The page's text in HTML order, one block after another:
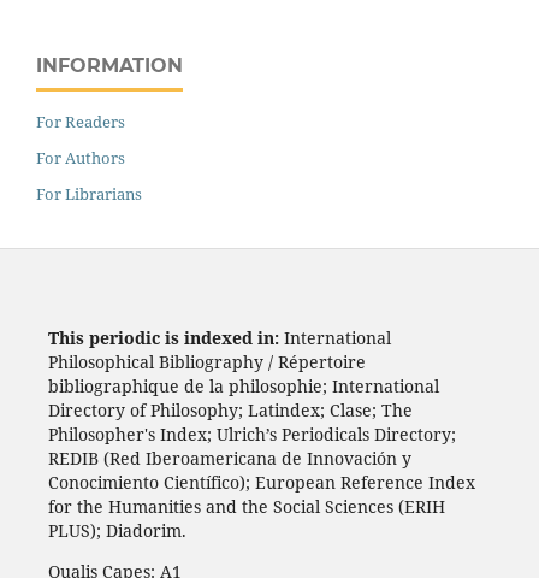
INFORMATION
For Readers
For Authors
For Librarians
This periodic is indexed in: International
Philosophical Bibliography / Répertoire
bibliographique de la philosophie; International
Directory of Philosophy; Latindex; Clase; The
Philosopher's Index; Ulrich’s Periodicals Directory;
REDIB (Red Iberoamericana de Innovación y
Conocimiento Científico); European Reference Index
for the Humanities and the Social Sciences (ERIH
PLUS); Diadorim.
Qualis Capes: A1